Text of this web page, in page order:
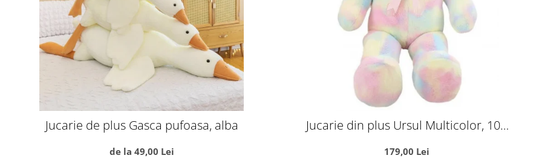
Jucarie de plus Gasca pufoasa, alba
de la 49,00 Lei
Jucarie din plus Ursul Multicolor, 100
179,00 Lei